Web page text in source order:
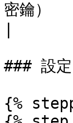
密鑰）
### 設
{%